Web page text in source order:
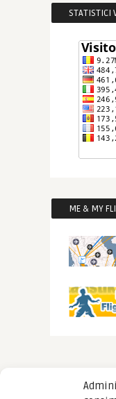
STATISTICI
ME & MY